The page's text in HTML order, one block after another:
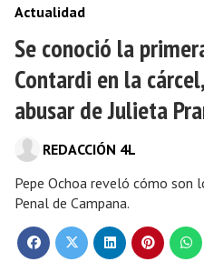
Se conoció la
Contardi en la
abusar de Julieta
Pepe Ochoa reveló cómo son
Penal de Campana.
Actualidad
REDACCIÓN 4L